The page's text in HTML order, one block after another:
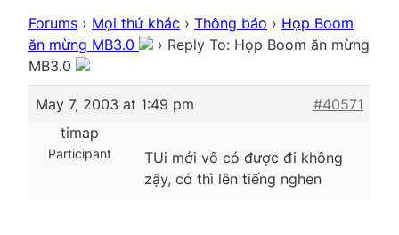
Forums › Mọi thứ khác › Thông báo › Họp Boom
ăn mừng MB3.0
› Reply To: Họp Boom ăn mừng
MB3.0
May 7, 2003 at 1:49 pm
#40571
timap
Participant
TUi mới vô có được đi không
zậy, có thì lên tiếng nghen